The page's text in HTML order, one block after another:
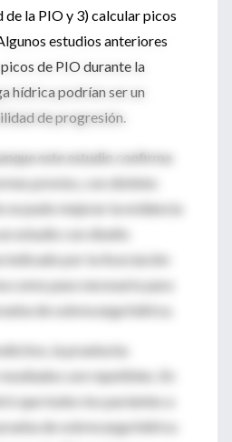
la PIO y 3) calcular picos
estudios anteriores
de PIO durante la
hídrica podrían ser un
de progresión.
este estudio confirma
previos, con distinto
se pudo mejorar la evidencia
estudio con diseño
indicado por la Asociación
como paso necesario para
de sobrecarga hídrica.
la prueba ha
son repetibles. En
que todos los pacientes a
de sobrecarga hídrica